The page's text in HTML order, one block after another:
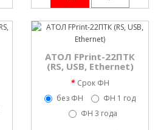
АТОЛ FPrint-22ПТК
(RS, USB, Ethernet)
Срок ФН
без ФН
ФН 1 год
ФН 3 года